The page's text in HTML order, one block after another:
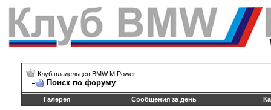
Клуб владельцев BMW M Power
Поиск по форуму
Галерея Сообщения за день